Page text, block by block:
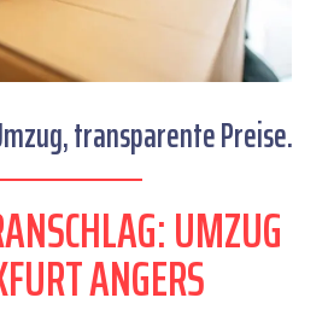
transparente Preise.
UMZUG
ANGERS